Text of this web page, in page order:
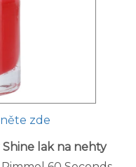
zde
lak na nehty